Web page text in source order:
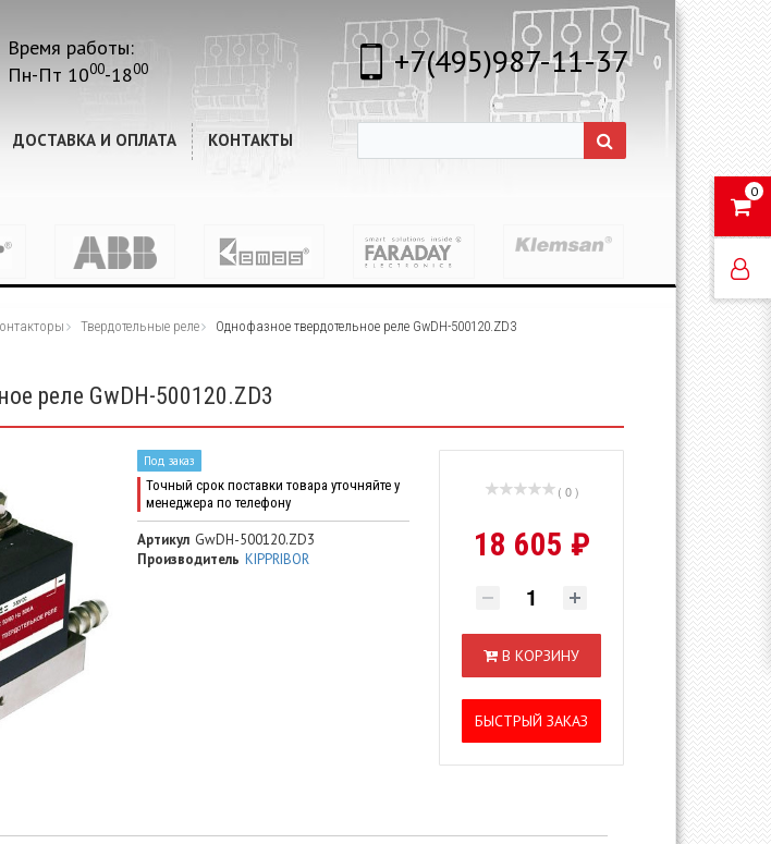
0
Время работы:
Пн-Пт 1000-1800 +7(495)987-11-37
ДОСТАВКА И ОПЛАТА
КОНТАКТЫ
Твердотельные реле Однофазное твердотельное реле GwDH-500120.ZD3
реле GwDH-500120.ZD3
( 0 )
18 605 ₽
В КОРЗИНУ
БЫСТРЫЙ ЗАКАЗ
Под заказ
Точный срок поставки товара уточняйте у
менеджера по телефону
Артикул GwDH-500120.ZD3
Производитель KIPPRIBOR